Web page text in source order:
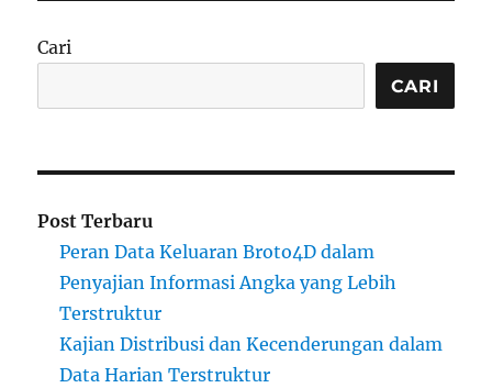
Cari
CARI
Post Terbaru
Peran Data Keluaran Broto4D dalam
Penyajian Informasi Angka yang Lebih
Terstruktur
Kajian Distribusi dan Kecenderungan dalam
Data Harian Terstruktur